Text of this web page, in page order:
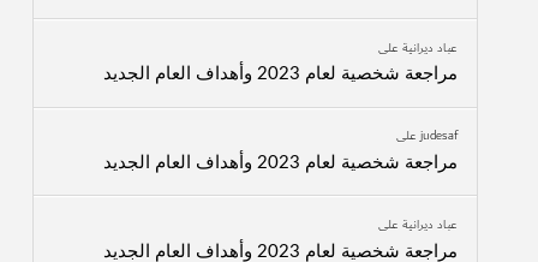
عباد ديرانيةعلى
مراجعة شخصية لعام 2023 وأهداف العام الجديد
judesafعلى
مراجعة شخصية لعام 2023 وأهداف العام الجديد
عباد ديرانيةعلى
مراجعة شخصية لعام 2023 وأهداف العام الجديد